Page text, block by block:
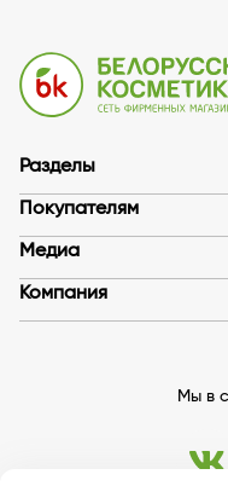
Разделы
Покупателям
Медиа
Компания
Мы в